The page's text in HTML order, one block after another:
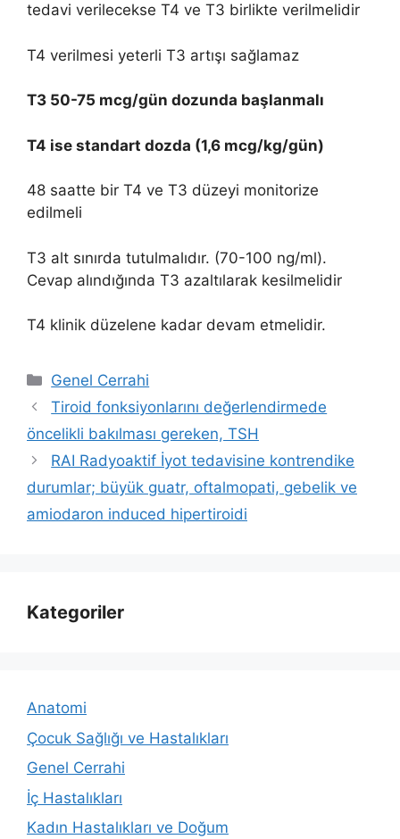
tedavi verilecekse T4 ve T3 birlikte verilmelidir
T4 verilmesi yeterli T3 artışı sağlamaz
T3 50-75 mcg/gün dozunda başlanmalı
T4 ise standart dozda (1,6 mcg/kg/gün)
48 saatte bir T4 ve T3 düzeyi monitorize
edilmeli
T3 alt sınırda tutulmalıdır. (70-100 ng/ml).
Cevap alındığında T3 azaltılarak kesilmelidir
T4 klinik düzelene kadar devam etmelidir.
Kategoriler
Genel Cerrahi
Tiroid fonksiyonlarını değerlendirmede
öncelikli bakılması gereken, TSH
RAI Radyoaktif İyot tedavisine kontrendike
durumlar; büyük guatr, oftalmopati, gebelik ve
amiodaron induced hipertiroidi
Kategoriler
Anatomi
Çocuk Sağlığı ve Hastalıkları
Genel Cerrahi
İç Hastalıkları
Kadın Hastalıkları ve Doğum